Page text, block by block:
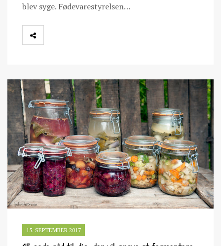
blev syge. Fødevarestyrelsen…
15. SEPTEMBER 2017